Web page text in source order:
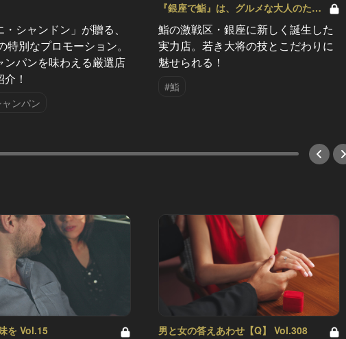
シャンドン」が贈る、
特別なプロモーション。
ンパンを味わえる厳選店
！
ンパン
『銀座で鮨』は、グルメな大人のたし
なみだ Vol.11
鮨の激戦区・銀座に新しく誕生した
実力店。若き大将の技とこだわりに
魅せられる！
#鮨
を Vol.15 男と女の答えあわせ【Q】 Vol.308